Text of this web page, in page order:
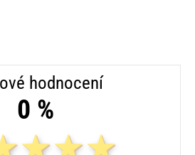
hodnocení
0 %